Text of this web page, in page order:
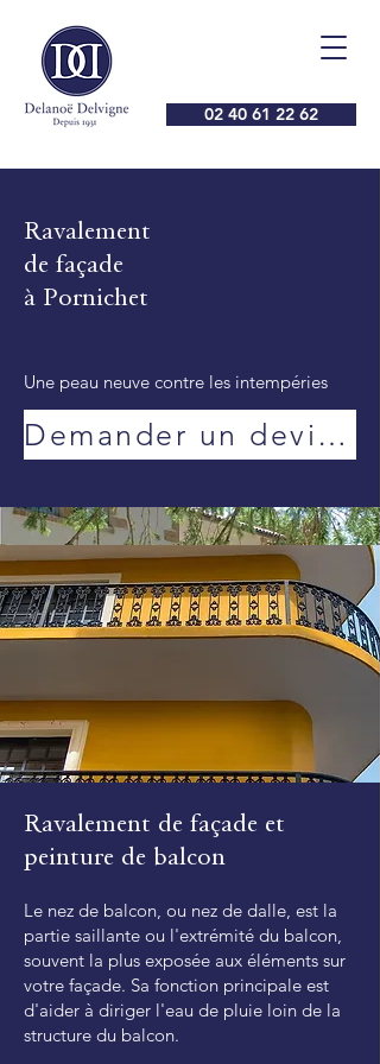
02 40 61 22 62
Ravalement
de façade
à Pornichet
Une peau neuve contre les intempéries
Demander un devis de ravalement
Ravalement de façade à
décorative D2 et D3
Votre façadier expert pour une maison
La peinture extérieure d'une maison,
d'une boutique ou d'un bureau
personnalise son apparence selon vos
goûts et l'architecture environnante, grâce
à une large gamme de teintes et de
finitions. Que vous préfériez un blanc
Ravalement de façade et
peinture de balcon
Le nez de balcon, ou nez de dalle, est la
partie saillante ou l'extrémité du balcon,
souvent la plus exposée aux éléments sur
votre façade. Sa fonction principale est
d'aider à diriger l'eau de pluie loin de la
structure du balcon.